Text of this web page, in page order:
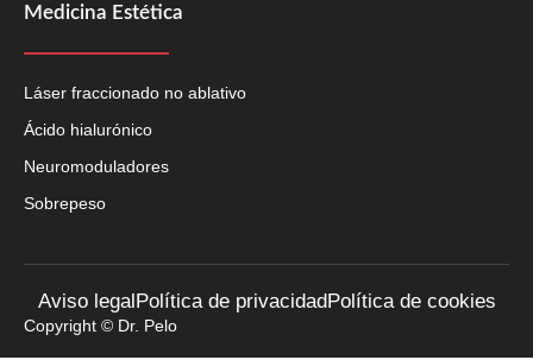
Medicina Estética
Láser fraccionado no ablativo
Ácido hialurónico
Neuromoduladores
Sobrepeso
Copyright © Dr. Pelo
Aviso legal Política de privacidad Política de cookies